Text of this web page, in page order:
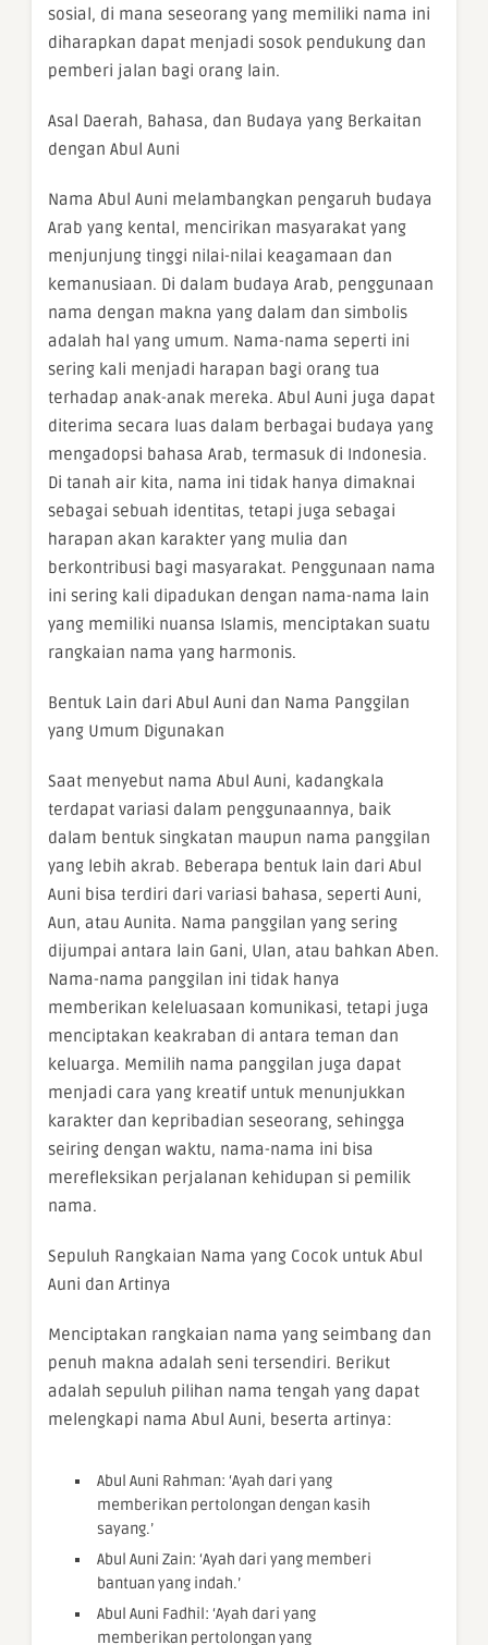
sosial, di mana seseorang yang memiliki nama ini
diharapkan dapat menjadi sosok pendukung dan
pemberi jalan bagi orang lain.
Asal Daerah, Bahasa, dan Budaya yang Berkaitan
dengan Abul Auni
Nama Abul Auni melambangkan pengaruh budaya
Arab yang kental, mencirikan masyarakat yang
menjunjung tinggi nilai-nilai keagamaan dan
kemanusiaan. Di dalam budaya Arab, penggunaan
nama dengan makna yang dalam dan simbolis
adalah hal yang umum. Nama-nama seperti ini
sering kali menjadi harapan bagi orang tua
terhadap anak-anak mereka. Abul Auni juga dapat
diterima secara luas dalam berbagai budaya yang
mengadopsi bahasa Arab, termasuk di Indonesia.
Di tanah air kita, nama ini tidak hanya dimaknai
sebagai sebuah identitas, tetapi juga sebagai
harapan akan karakter yang mulia dan
berkontribusi bagi masyarakat. Penggunaan nama
ini sering kali dipadukan dengan nama-nama lain
yang memiliki nuansa Islamis, menciptakan suatu
rangkaian nama yang harmonis.
Bentuk Lain dari Abul Auni dan Nama Panggilan
yang Umum Digunakan
Saat menyebut nama Abul Auni, kadangkala
terdapat variasi dalam penggunaannya, baik
dalam bentuk singkatan maupun nama panggilan
yang lebih akrab. Beberapa bentuk lain dari Abul
Auni bisa terdiri dari variasi bahasa, seperti Auni,
Aun, atau Aunita. Nama panggilan yang sering
dijumpai antara lain Gani, Ulan, atau bahkan Aben.
Nama-nama panggilan ini tidak hanya
memberikan keleluasaan komunikasi, tetapi juga
menciptakan keakraban di antara teman dan
keluarga. Memilih nama panggilan juga dapat
menjadi cara yang kreatif untuk menunjukkan
karakter dan kepribadian seseorang, sehingga
seiring dengan waktu, nama-nama ini bisa
merefleksikan perjalanan kehidupan si pemilik
nama.
Sepuluh Rangkaian Nama yang Cocok untuk Abul
Auni dan Artinya
Menciptakan rangkaian nama yang seimbang dan
penuh makna adalah seni tersendiri. Berikut
adalah sepuluh pilihan nama tengah yang dapat
melengkapi nama Abul Auni, beserta artinya:
Abul Auni Rahman: ‘Ayah dari yang
memberikan pertolongan dengan kasih
sayang.’
Abul Auni Zain: ‘Ayah dari yang memberi
bantuan yang indah.’
Abul Auni Fadhil: ‘Ayah dari yang
memberikan pertolongan yang